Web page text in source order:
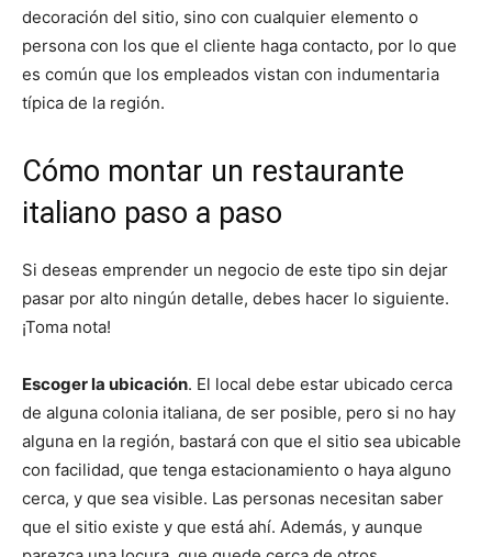
decoración del sitio, sino con cualquier elemento o
persona con los que el cliente haga contacto, por lo que
es común que los empleados vistan con indumentaria
típica de la región.
Cómo montar un restaurante
italiano paso a paso
Si deseas emprender un negocio de este tipo sin dejar
pasar por alto ningún detalle, debes hacer lo siguiente.
¡Toma nota!
Escoger la ubicación. El local debe estar ubicado cerca
de alguna colonia italiana, de ser posible, pero si no hay
alguna en la región, bastará con que el sitio sea ubicable
con facilidad, que tenga estacionamiento o haya alguno
cerca, y que sea visible. Las personas necesitan saber
que el sitio existe y que está ahí. Además, y aunque